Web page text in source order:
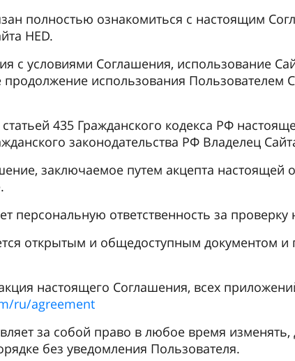
полностью ознакомиться с настоящим
HED.
с условиями Соглашения, использование
использования Пользователем
статьей 435 Гражданского кодекса РФ
законодательства РФ Владелец
заключаемое путем акцепта настоящей
персональную ответственность за
открытым и общедоступным документом
настоящего Cоглашения, всех
ru/agreement
за собой право в любое время
без уведомления Пользователя.